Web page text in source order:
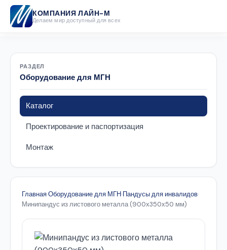
КОМПАНИЯ ЛАЙН-М
Делаем мир доступный для всех
РАЗДЕЛ
Оборудование для МГН
Каталог
Проектирование и паспортизация
Монтаж
Главная·Оборудование для МГН·Пандусы для инвалидов·
Минипандус из листового металла (900х350х50 мм)